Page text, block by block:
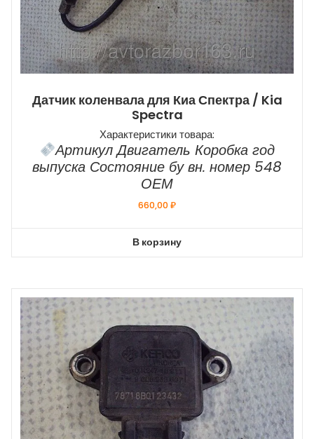
Датчик коленвала для Киа Спектра / Kia
Spectra
Характеристики товара:
Артикул Двигатель Коробка год
выпуска Состояние бу вн. номер 548
ОЕМ
660,00₽
В корзину